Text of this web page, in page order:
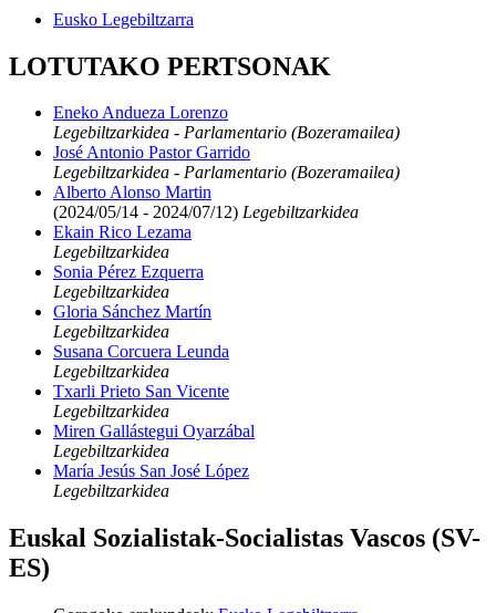
Eusko Legebiltzarra
LOTUTAKO PERTSONAK
Eneko Andueza Lorenzo
Legebiltzarkidea - Parlamentario (Bozeramailea)
José Antonio Pastor Garrido
Legebiltzarkidea - Parlamentario (Bozeramailea)
Alberto Alonso Martin
(2024/05/14 - 2024/07/12) Legebiltzarkidea
Ekain Rico Lezama
Legebiltzarkidea
Sonia Pérez Ezquerra
Legebiltzarkidea
Gloria Sánchez Martín
Legebiltzarkidea
Susana Corcuera Leunda
Legebiltzarkidea
Txarli Prieto San Vicente
Legebiltzarkidea
Miren Gallástegui Oyarzábal
Legebiltzarkidea
María Jesús San José López
Legebiltzarkidea
Euskal Sozialistak-Socialistas Vascos (SV-
ES)